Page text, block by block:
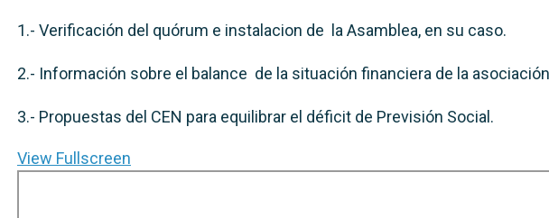
1.- Verificación del quórum e instalacion de la Asamblea, en su caso.
2.- Información sobre el balance de la situación financiera de la
3.- Propuestas del CEN para equilibrar el déficit de Previsión Social.
View Fullscreen